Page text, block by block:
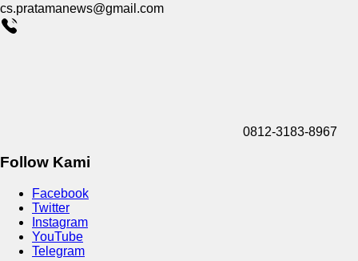
cs.pratamanews@gmail.com
0812-3183-8967
Follow Kami
Facebook
Twitter
Instagram
YouTube
Telegram